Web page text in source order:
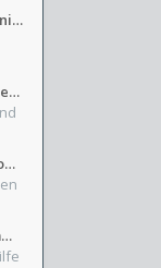
"steam cloud" Spielstände nicht verfügbar
Hilfe! Mein Streuner hat Phexens Gunst verloren...
Nebenquest Das Attentat sowie Beilunker Reiter und zwei kleine Ausrüstungsfragen
Phex-Tempel - Kein Entkommen aus Weinkeller/Bibliothek Trakt